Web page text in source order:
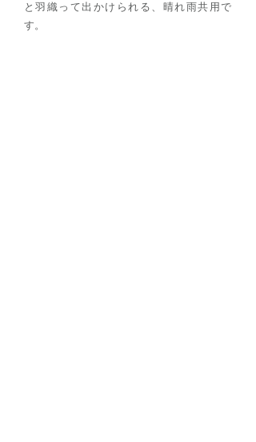
と羽織って出かけられる、晴れ雨共用で
す。